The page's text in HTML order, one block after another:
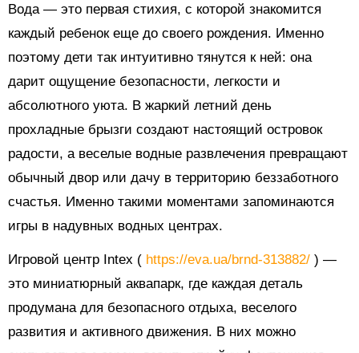
Вода — это первая стихия, с которой знакомится
каждый ребенок еще до своего рождения. Именно
поэтому дети так интуитивно тянутся к ней: она
дарит ощущение безопасности, легкости и
абсолютного уюта. В жаркий летний день
прохладные брызги создают настоящий островок
радости, а веселые водные развлечения превращают
обычный двор или дачу в территорию беззаботного
счастья. Именно такими моментами запоминаются
игры в надувных водных центрах.
Игровой центр Intex ( https://eva.ua/brnd-313882/ ) —
это миниатюрный аквапарк, где каждая деталь
продумана для безопасного отдыха, веселого
развития и активного движения. В них можно